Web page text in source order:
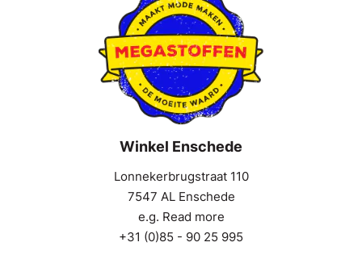
Winkel Enschede
Lonnekerbrugstraat 110
7547 AL Enschede
e.g. Read more
+31 (0)85 - 90 25 995